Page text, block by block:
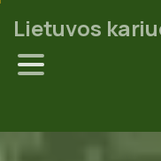
Lietuvos